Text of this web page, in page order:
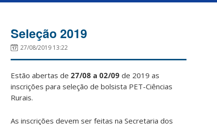
Seleção 2019
27/08/2019 13:22
Estão abertas de27/08 a 02/09 de 2019 as
inscrições para seleção de bolsista PET-Ciências
Rurais.
As inscrições devem ser feitas na Secretaria dos